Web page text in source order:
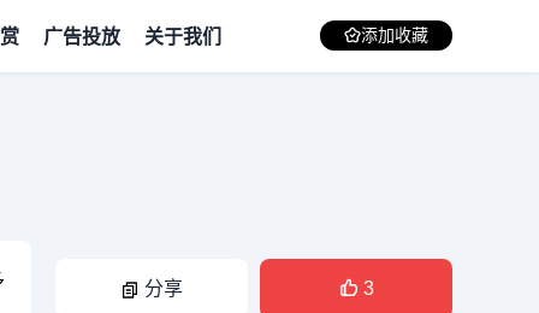
广告投放 关于我们 添加收藏
分享 3